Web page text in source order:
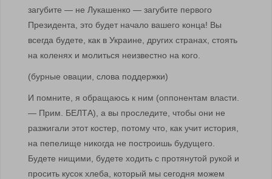
загубите — не Лукашенко — загубите первого
Президента, это будет начало вашего конца! Вы
всегда будете, как в Украине, других странах, стоять
на коленях и молиться неизвестно на кого.
(бурные овации, слова поддержки)
И помните, я обращаюсь к ним (оппонентам власти.
— Прим. БЕЛТА), а вы проследите, чтобы они не
разжигали этот костер, потому что, как учит история,
на пепелище никогда не построишь будущего.
Будете нищими, будете ходить с протянутой рукой и
просить кусок хлеба, который мы сегодня можем